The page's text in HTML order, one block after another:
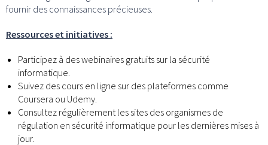
fournir des connaissances précieuses.
Ressources et initiatives :
Participez à des webinaires gratuits sur la sécurité
informatique.
Suivez des cours en ligne sur des plateformes comme
Coursera ou Udemy.
Consultez régulièrement les sites des organismes de
régulation en sécurité informatique pour les dernières mises à
jour.